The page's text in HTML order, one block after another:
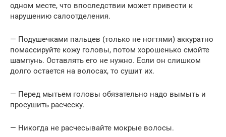
одном месте, что впоследствии может привести к
нарушению салоотделения.
— Подушечками пальцев (только не ногтями) аккуратно
помассируйте кожу головы, потом хорошенько смойте
шампунь. Оставлять его не нужно. Если он слишком
долго остается на волосах, то сушит их.
— Перед мытьем головы обязательно надо вымыть и
просушить расческу.
— Никогда не расчесывайте мокрые волосы.